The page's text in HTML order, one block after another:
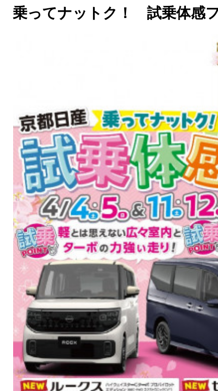
乗ってナットク！ 試乗体感